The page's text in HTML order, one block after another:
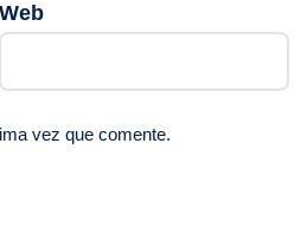
Web
vez que comente.